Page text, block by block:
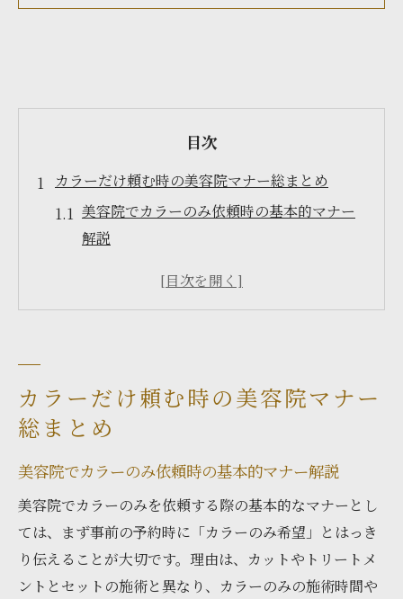
目次
カラーだけ頼む時の美容院マナー総まとめ
美容院でカラーのみ依頼時の基本的マナー
解説
美容院でカラーだけ頼む際の安心ポイント
まとめ
美容院でのカラー料金相場を徹底解説
美容院でカラーのみ施術の料金相場を知ろ
う
カラーだけ依頼時の美容院価格帯とその特
徴
カラーだけ頼む時の美容院マナー
総まとめ
美容院でカラーのみ依頼時の基本的マナー解説
美容院でカラーのみを依頼する際の基本的なマナーとし
ては、まず事前の予約時に「カラーのみ希望」とはっき
り伝えることが大切です。理由は、カットやトリートメ
ントとセットの施術と異なり、カラーのみの施術時間や